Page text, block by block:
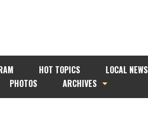
HOT TOPICS
LOCAL NEWS
PHOTOS ARCHIVES